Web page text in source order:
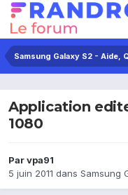
Samsung Galaxy S2 - Aide,
Application
1080
Parvpa91
5 juin 2011 dans Samsung